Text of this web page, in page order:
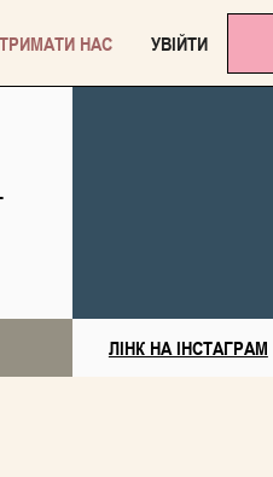
НАС УВІЙТИ
ЛІНК НА ІНСТАГРАМ